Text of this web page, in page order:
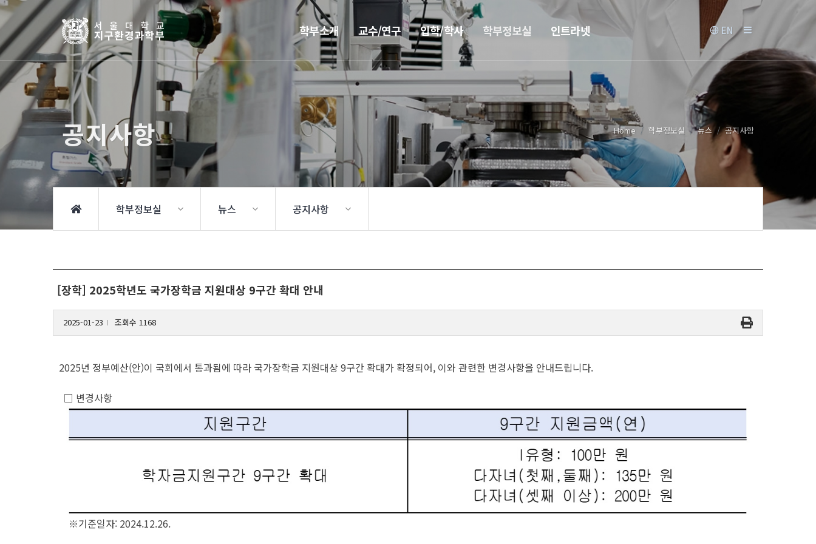
학부소개 교수/연구 입학/학사 학부정보실 인트라넷 EN
공지사항 Home 학부정보실 뉴스 공지사항
학부정보실 뉴스 공지사항
[장학] 2025학년도 국가장학금 지원대상 9구간 확대 안내
2025-01-23 조회수 1168
2025년 정부예산(안)이 국회에서 통과됨에 따라 국가장학금 지원대상 9구간 확대가 확정되어, 이와 관련한 변경사항을 안내드립니다.
□ 변경사항
※기준일자: 2024.12.26.